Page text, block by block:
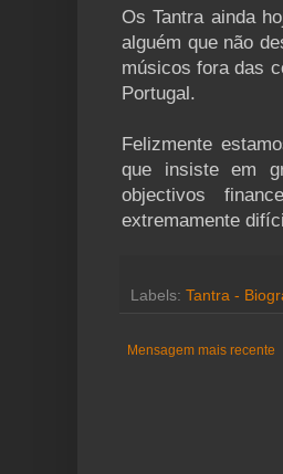
Os Tantra ainda
alguém que não
músicos fora das
Portugal.
Felizmente
que insiste em
objectivos
extremamente
Labels: Tantra -
Mensagem mais recente